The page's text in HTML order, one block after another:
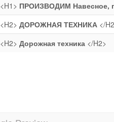
<H1> ПРОИЗВОДИМ Навесное,
<H2> ДОРОЖНАЯ ТЕХНИКА</
<H2> Дорожная техника</H2>